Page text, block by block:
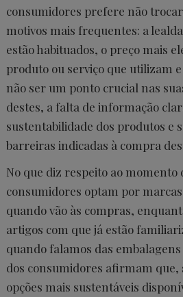
consumidores prefere não
motivos mais frequentes: a
estão habituados, o preço mais
produto ou serviço que utilizam
não ser um ponto crucial nas
destes, a falta de informação
sustentabilidade dos produtos e
barreiras indicadas à compra
No que diz respeito ao momento
consumidores optam por
quando vão às compras,
artigos com que já estão
quando falamos das
dos consumidores afirmam que,
opções mais sustentáveis